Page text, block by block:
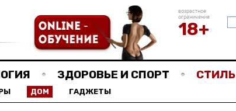
возрастное
ограничение
18+
ЗДОРОВЬЕ И СПОРТ СТИЛЬ
ДОМ ГАДЖЕТЫ